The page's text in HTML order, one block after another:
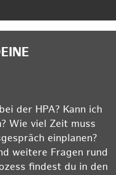
der HPA? Kann ich
Wie viel Zeit muss
einplanen?
weitere Fragen rund
findest du in den